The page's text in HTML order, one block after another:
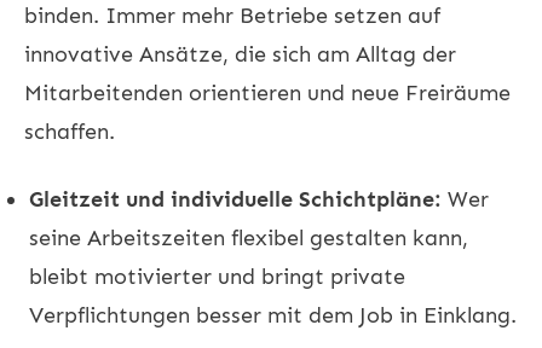
binden. Immer mehr Betriebe setzen auf
innovative Ansätze, die sich am Alltag der
Mitarbeitenden orientieren und neue Freiräume
schaffen.
Gleitzeit und individuelle Schichtpläne: Wer
seine Arbeitszeiten flexibel gestalten kann,
bleibt motivierter und bringt private
Verpflichtungen besser mit dem Job in Einklang.